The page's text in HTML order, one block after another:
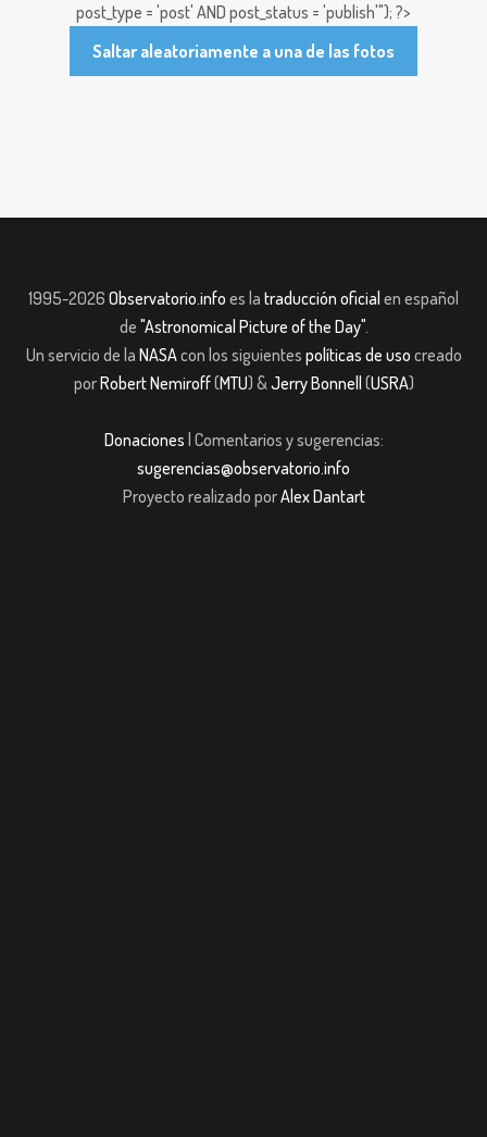
post_type = 'post' AND post_status = 'publish'"); ?>
Saltar aleatoriamente a una de las fotos
1995-2026 Observatorio.info es la traducción oficial en español
de "Astronomical Picture of the Day".
Un servicio de la NASAcon los siguientes políticas de uso creado
porRobert Nemiroff(MTU) &Jerry Bonnell (USRA)
Donaciones | Comentarios y sugerencias:
sugerencias@observatorio.info
Proyecto realizado porAlex Dantart